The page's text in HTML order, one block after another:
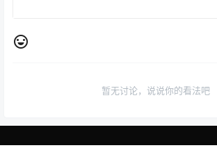
暂无讨论，说说你的看法吧